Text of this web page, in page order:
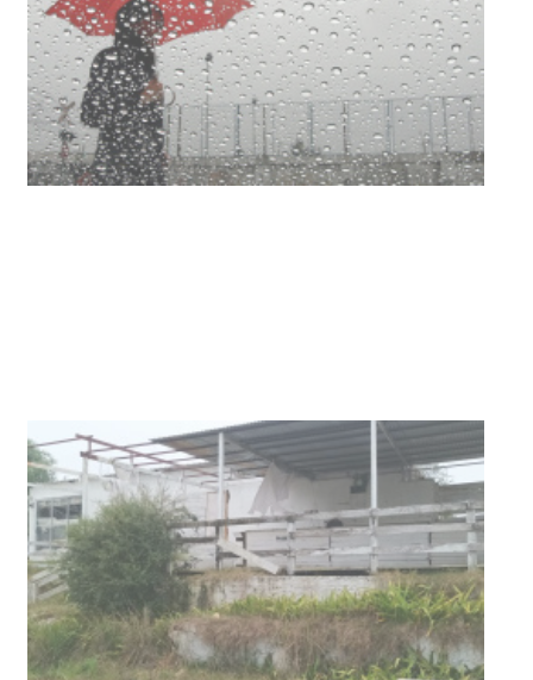
03-08-2026
Turismo accesible para personas
con discapacidad y adultos
mayores
03-08-2026
NOTICIAS
NOTICIAS